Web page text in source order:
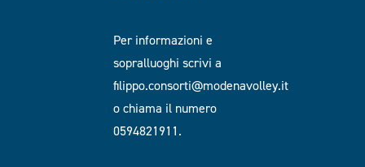
Per informazioni e
sopralluoghi scrivi a
filippo.consorti@modenavolley.it
o chiama il numero
0594821911.